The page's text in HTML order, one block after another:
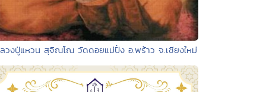
วงปู่แหวน สุจิณโณ วัดดอยแม่ปั๋ง อ.พร้าว จ.เชียงใหม่